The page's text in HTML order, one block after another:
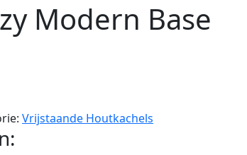
Modern Base
Vrijstaande Houtkachels